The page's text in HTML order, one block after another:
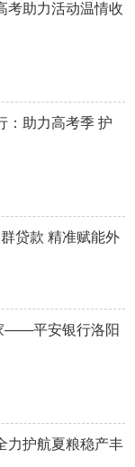
考助力活动温情收
：助力高考季 护
贷款 精准赋能外
——平安银行洛阳
护航夏粮稳产丰